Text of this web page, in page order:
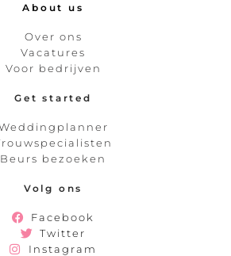
About us
Over ons
Vacatures
Voor bedrijven
Get started
Beurs bezoeken
Volg ons
Facebook
Twitter
Instagram